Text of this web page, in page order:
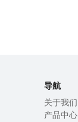
导航
关于我们
产品中心